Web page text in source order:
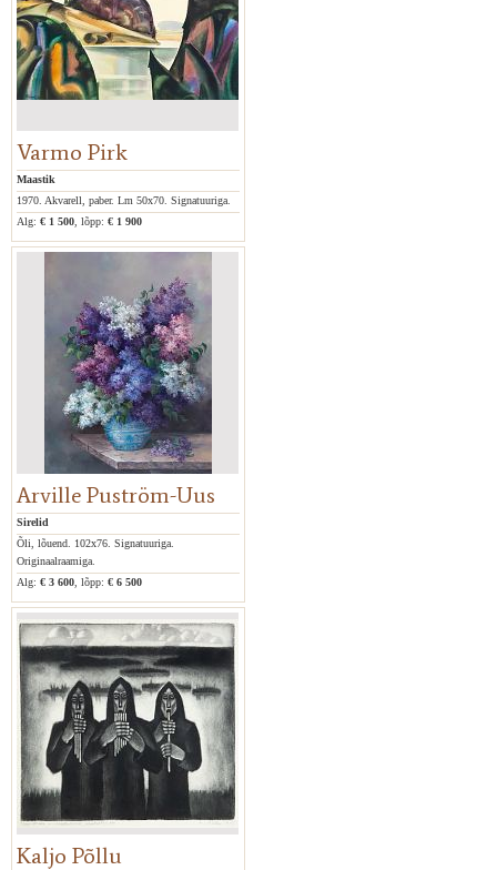
Varmo Pirk
Maastik
1970. Akvarell, paber. Lm 50x70. Signatuuriga.
Alg: € 1 500 , lõpp: € 1 900
Arville Puström-Uus
Sirelid
Õli, lõuend. 102x76. Signatuuriga.
Originaalraamiga.
Alg: € 3 600 , lõpp: € 6 500
Kaljo Põllu